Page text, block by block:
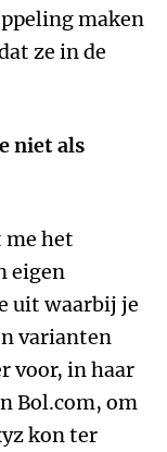
maken
ze in de
niet als
me het
eigen
uit waarbij je
varianten
voor, in haar
Bol.com, om
kon ter